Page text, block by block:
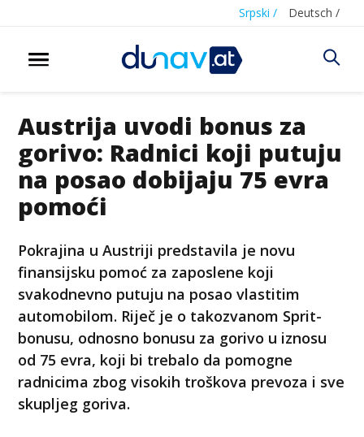
Srpski / Deutsch /
Austrija uvodi bonus za
gorivo: Radnici koji putuju
na posao dobijaju 75 evra
pomoći
Pokrajina u Austriji predstavila je novu
finansijsku pomoć za zaposlene koji
svakodnevno putuju na posao vlastitim
automobilom. Riječ je o takozvanom Sprit-
bonusu, odnosno bonusu za gorivo u iznosu
od 75 evra, koji bi trebalo da pomogne
radnicima zbog visokih troškova prevoza i sve
skupljeg goriva.